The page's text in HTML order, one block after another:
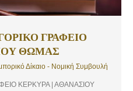
ΓΡΑΦΕΙΟ
ΘΩΜΑΣ
Δίκαιο - Νομική Συμβουλή
ΚΕΡΚΥΡΑ | ΑΘΑΝΑΣΙΟΥ